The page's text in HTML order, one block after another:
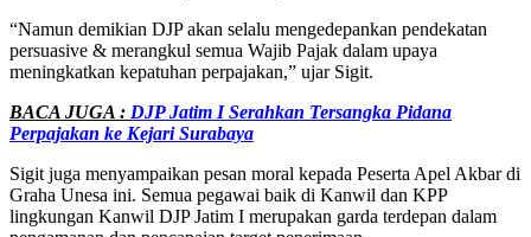
“Namun demikian DJP akan selalu mengedepankan pendekatan
persuasive & merangkul semua Wajib Pajak dalam upaya
meningkatkan kepatuhan perpajakan,” ujar Sigit.
BACA JUGA : DJP Jatim I Serahkan Tersangka Pidana
Perpajakan ke Kejari Surabaya
Sigit juga menyampaikan pesan moral kepada Peserta Apel Akbar di
Graha Unesa ini. Semua pegawai baik di Kanwil dan KPP
lingkungan Kanwil DJP Jatim I merupakan garda terdepan dalam